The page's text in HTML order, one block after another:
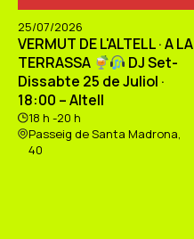
25/07/2026
VERMUT DE L'ALTELL · A LA
TERRASSA
DJ Set-
Dissabte 25 de Juliol ·
18:00 – Altell
18 h -20 h
Passeig de Santa Madrona,
40